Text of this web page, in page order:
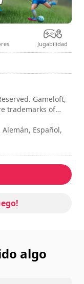
Jugabilidad
Gameloft,
trademarks of
Español,
del juego.
algo